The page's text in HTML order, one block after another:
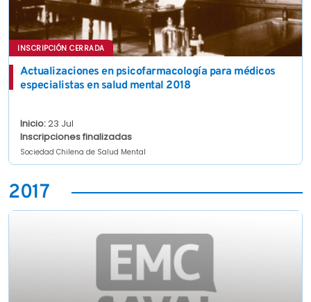
INSCRIPCIÓN CERRADA
Actualizaciones en psicofarmacología para médicos
especialistas en salud mental 2018
Inicio:23 Jul
Inscripciones finalizadas
Sociedad Chilena de Salud Mental
2017